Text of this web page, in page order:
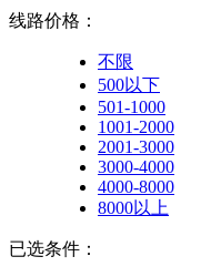
线路价格：
不限
500以下
501-1000
1001-2000
2001-3000
3000-4000
4000-8000
8000以上
已选条件：